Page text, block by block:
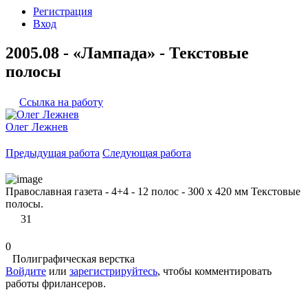
Регистрация
Вход
2005.08 - «Лампада» - Текстовые
полосы
Ссылка на работу
Олег Лежнев
Предыдущая работа Следующая работа
Православная газета - 4+4 - 12 полос - 300 х 420 мм Текстовые
полосы.
31
0
Полиграфическая верстка
Войдите или зарегистрируйтесь, чтобы комментировать
работы фрилансеров.